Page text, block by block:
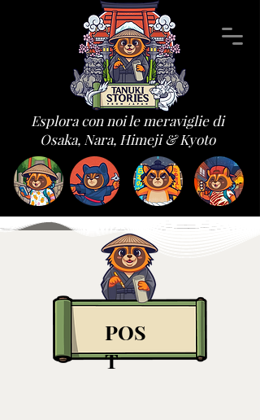
Esplora con noi le meraviglie di
Osaka, Nara, Himeji & Kyoto
POS
T